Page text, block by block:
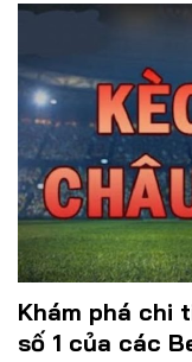
Khám phá chi
số 1 của các